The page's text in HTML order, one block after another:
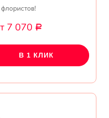
7 070 Р
В 1 КЛИК